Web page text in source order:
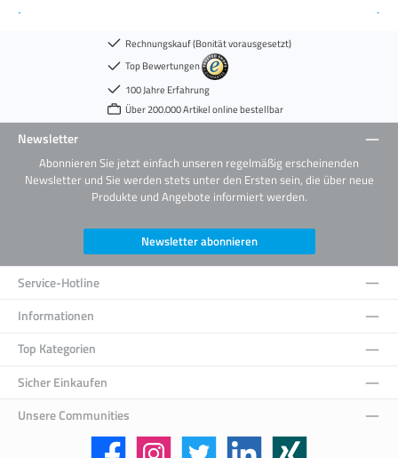
Rechnungskauf (Bonität vorausgesetzt)
Top Bewertungen
100 Jahre Erfahrung
Über 200.000 Artikel online bestellbar
Newsletter
Abonnieren Sie jetzt einfach unseren regelmäßig erscheinenden
Newsletter und Sie werden stets unter den Ersten sein, die über neue
Produkte und Angebote informiert werden.
Newsletter abonnieren
Service-Hotline
Informationen
Top Kategorien
Sicher Einkaufen
Unsere Communities